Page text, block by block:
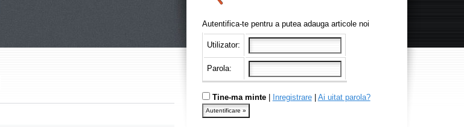
Autentifica-te pentru a putea adauga articole noi
Utilizator:
Parola:
Tine-ma minte| Inregistrare| Ai uitat parola?